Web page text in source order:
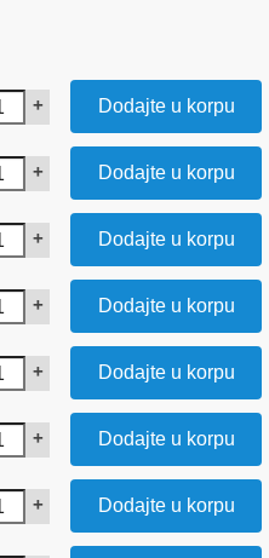
+ Dodajte u korpu
+ Dodajte u korpu
+ Dodajte u korpu
+ Dodajte u korpu
+ Dodajte u korpu
+ Dodajte u korpu
+ Dodajte u korpu